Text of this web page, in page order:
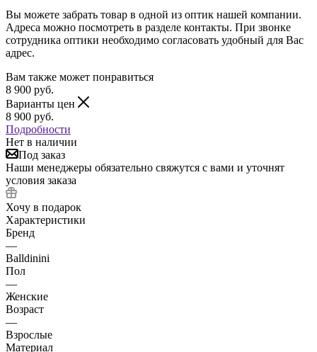
Вы можете забрать товар в одной из оптик нашей компании.
Адреса можно посмотреть в разделе контакты. При звонке
сотрудника оптики необходимо согласовать удобный для Вас
адрес.
Вам также может понравиться
8 900 руб.
Варианты цен
8 900 руб.
Подробности
Нет в наличии
Под заказ
Наши менеджеры обязательно свяжутся с вами и уточнят
условия заказа
Хочу в подарок
Характеристики
Бренд
—
Balldinini
Пол
—
Женские
Возраст
—
Взрослые
Материал